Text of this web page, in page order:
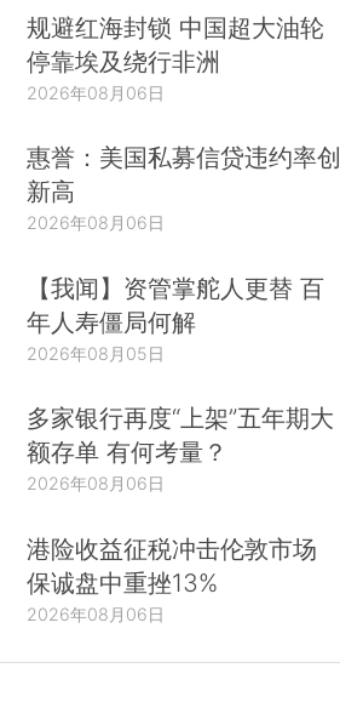
规避红海封锁 中国超大油轮
停靠埃及绕行非洲
2026年08月06日
惠誉：美国私募信贷违约率创
新高
2026年08月06日
【我闻】资管掌舵人更替 百
年人寿僵局何解
2026年08月05日
多家银行再度“上架”五年期大
额存单 有何考量？
2026年08月06日
港险收益征税冲击伦敦市场
保诚盘中重挫13%
2026年08月06日